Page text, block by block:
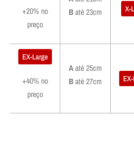
+20% no
preço
Baté 23cm X-
EX-Large
+40% no
preço
Aaté 25cm
Baté 27cm